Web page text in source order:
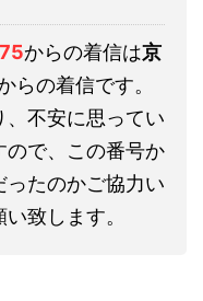
からの着信は京
らの着信です。
、不安に思ってい
ので、この番号か
ったのかご協力い
致します。